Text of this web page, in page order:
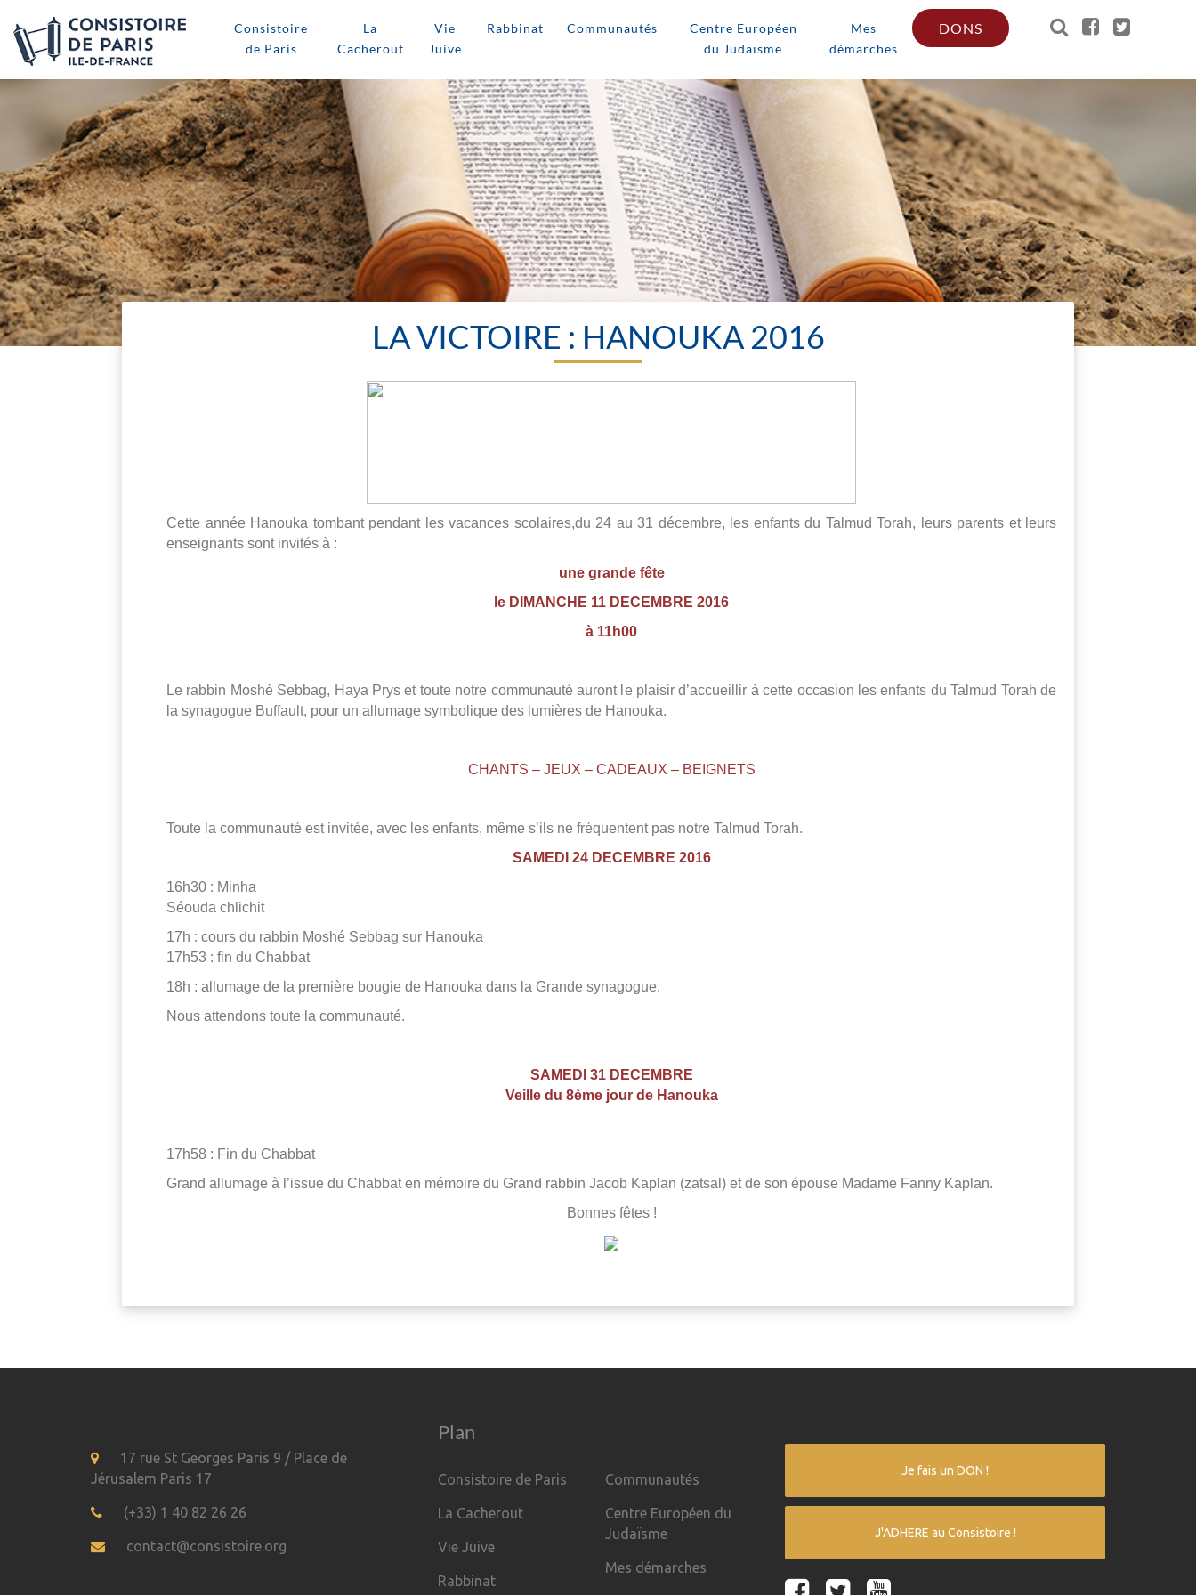
Consistoire
de Paris
La
Cacherout
Vie
Juive
Rabbinat Communautés
Centre Européen
du Judaïsme
Mes
démarches
DONS
LA VICTOIRE : HANOUKA 2016
Cette année Hanouka tombant pendant les vacances scolaires,du 24 au 31 décembre, l es enfants du Talmud Torah, leurs parents et leurs
enseignants sont invités à :
une grande fête
le DIMANCHE 11 DECEMBRE 2016
à 11h00
Le rabbin Moshé Sebbag, Haya Prys et toute notre communauté auront le plaisir d’accueillir à cette occasion les enfants du Talmud Torah de
la synagogue Buffault, pour un allumage symbolique des lumières de Hanouka.
CHANTS – JEUX – CADEAUX – BEIGNETS
Toute la communauté est invitée, avec les enfants, même s’ils ne fréquentent pas notre Talmud Torah.
SAMEDI 24 DECEMBRE 2016
16h30 : Minha
Séouda chlichit
17h : cours du rabbin Moshé Sebbag sur Hanouka
17h53 : fin du Chabbat
18h : allumage de la première bougie de Hanouka dans la Grande synagogue.
Nous attendons toute la communauté.
SAMEDI 31 DECEMBRE
Veille du 8ème jour de Hanouka
17h58 : Fin du Chabbat
Grand allumage à l’issue du Chabbat en mémoire du Grand rabbin Jacob Kaplan (zatsal) et de son épouse Madame Fanny Kaplan.
Bonnes fêtes !
17 rue St Georges Paris 9 / Place de
Jérusalem Paris 17
(+33) 1 40 82 26 26
contact@consistoire.org
Plan
Consistoire de Paris
La Cacherout
Vie Juive
Rabbinat
Communautés
Centre Européen du
Judaïsme
Mes démarches
Je fais un DON !
J'ADHERE au Consistoire !